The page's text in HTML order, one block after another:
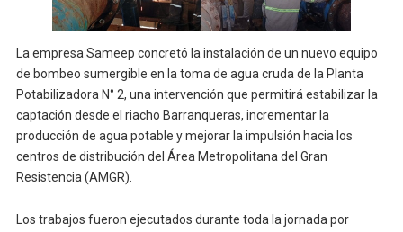
La empresa Sameep concretó la instalación de un nuevo equipo
de bombeo sumergible en la toma de agua cruda de la Planta
Potabilizadora N° 2, una intervención que permitirá estabilizar la
captación desde el riacho Barranqueras, incrementar la
producción de agua potable y mejorar la impulsión hacia los
centros de distribución del Área Metropolitana del Gran
Resistencia (AMGR).
Los trabajos fueron ejecutados durante toda la jornada por